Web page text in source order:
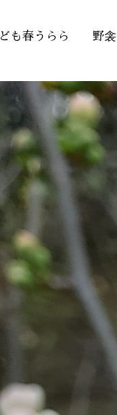
ども春うらら 野衾